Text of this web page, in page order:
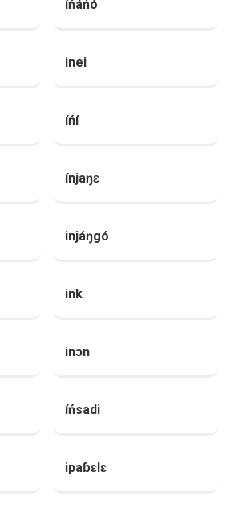
íńáńó
inei
íńí
ínjaŋɛ
injáŋgó
ink
inɔn
íńsadi
ipaɓɛlɛ